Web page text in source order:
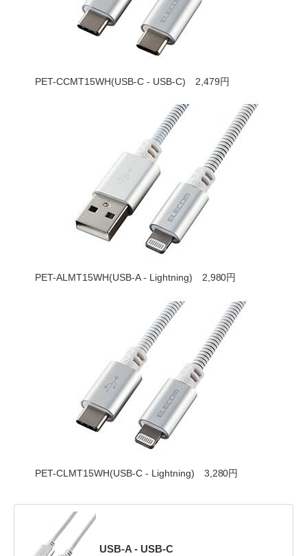
PET-CCMT15WH(USB-C - USB-C) 2,479円
PET-ALMT15WH(USB-A - Lightning) 2,980円
PET-CLMT15WH(USB-C - Lightning) 3,280円
USB-A - USB-C